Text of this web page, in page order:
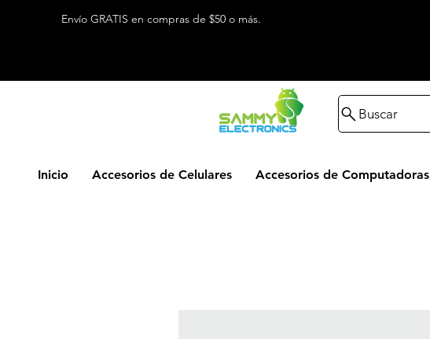
Envío GRATIS en compras de $50 o más.
Buscar
Inicio Accesorios de Celulares Accesorios de Computadoras